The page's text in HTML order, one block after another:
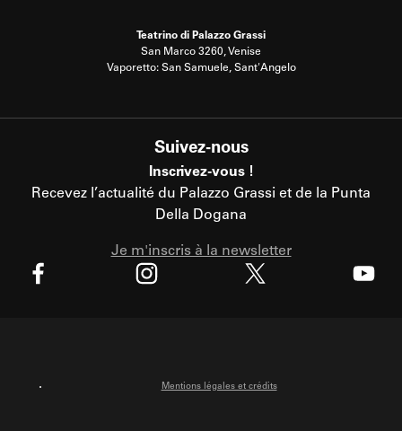
Teatrino di Palazzo Grassi
San Marco 3260, Venise
Vaporetto: San Samuele, Sant'Angelo
Suivez-nous
Inscrivez-vous !
Recevez l’actualité du Palazzo Grassi et de la Punta
Della Dogana
Je m'inscris à la newsletter
Mentions légales et crédits